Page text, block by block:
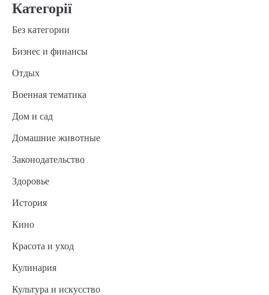
Категорії
Без категории
Бизнес и финансы
Отдых
Военная тематика
Дом и сад
Домашние животные
Законодательство
Здоровье
История
Кино
Красота и уход
Кулинария
Культура и искусство